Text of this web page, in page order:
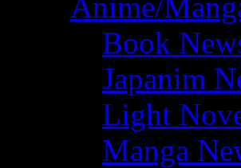
Book
Japanim
Light
Manga